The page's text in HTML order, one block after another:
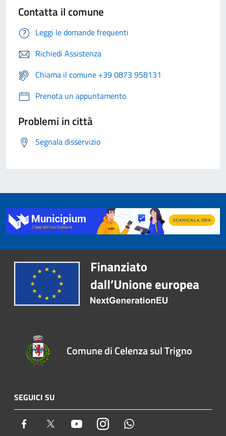
Contatta il comune
Leggi le domande frequenti
Richiedi Assistenza
Chiama il comune +39 0873 958131
Prenota un appuntamento
Problemi in città
Segnala disservizio
Comune di Celenza sul Trigno
SEGUICI SU
Facebook Twitter YoutubeInstagram